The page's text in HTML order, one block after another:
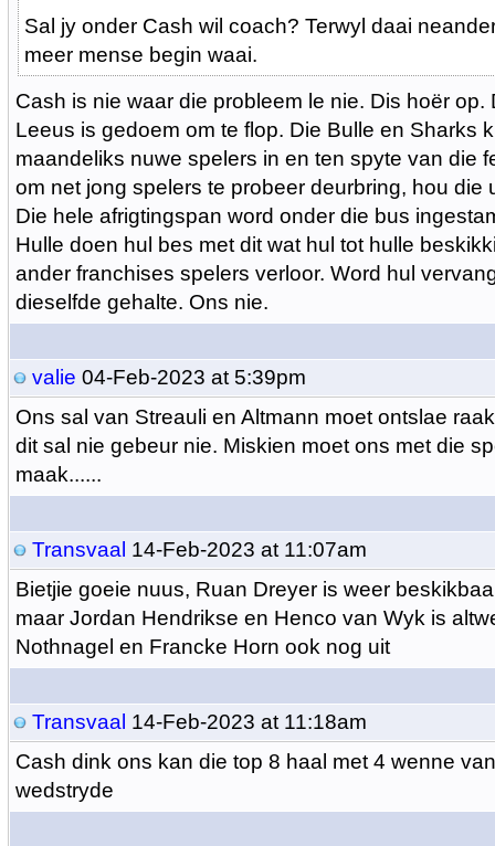
Sal jy onder Cash wil coach? Terwyl daai
meer mense begin waai.
Cash is nie waar die probleem le nie. Dis hoër op.
Leeus is gedoem om te flop. Die Bulle en Sharks
maandeliks nuwe spelers in en ten spyte van die
om net jong spelers te probeer deurbring, hou die
Die hele afrigtingspan word onder die bus
Hulle doen hul bes met dit wat hul tot hulle
ander franchises spelers verloor. Word hul
dieselfde gehalte. Ons nie.
valie 04-Feb-2023 at 5:39pm
Ons sal van Streauli en Altmann moet ontslae
dit sal nie gebeur nie. Miskien moet ons met die
maak......
Transvaal 14-Feb-2023 at 11:07am
Bietjie goeie nuus, Ruan Dreyer is weer
maar Jordan Hendrikse en Henco van Wyk is
Nothnagel en Francke Horn ook nog uit
Transvaal 14-Feb-2023 at 11:18am
Cash dink ons kan die top 8 haal met 4 wenne
wedstryde